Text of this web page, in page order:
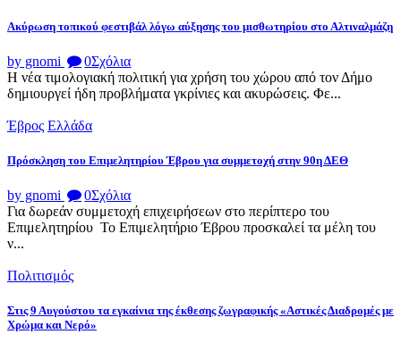
Ακύρωση τοπικού φεστιβάλ λόγω αύξησης του μισθωτηρίου στο Αλτιναλμάζη
by gnomi 0Σχόλια
Η νέα τιμολογιακή πολιτική για χρήση του χώρου από τον Δήμο
δημιουργεί ήδη προβλήματα γκρίνιες και ακυρώσεις. Φε...
Έβρος Ελλάδα
Πρόσκληση του Επιμελητηρίου Έβρου για συμμετοχή στην 90η ΔΕΘ
by gnomi 0Σχόλια
Για δωρεάν συμμετοχή επιχειρήσεων στο περίπτερο του
Επιμελητηρίου Το Επιμελητήριο Έβρου προσκαλεί τα μέλη του
ν...
Πολιτισμός
Στις 9 Αυγούστου τα εγκαίνια της έκθεσης ζωγραφικής «Αστικές Διαδρομές με
Χρώμα και Νερό»